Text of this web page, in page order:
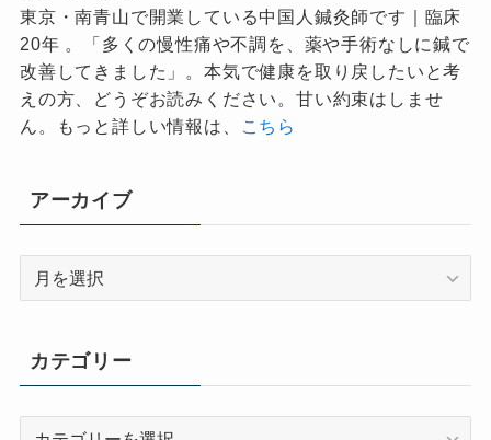
東京・南青山で開業している中国人鍼灸師です｜臨床
20年 。「多くの慢性痛や不調を、薬や手術なしに鍼で
改善してきました」。本気で健康を取り戻したいと考
えの方、どうぞお読みください。甘い約束はしませ
ん。もっと詳しい情報は、
こちら
アーカイブ
ブ
カテゴリー